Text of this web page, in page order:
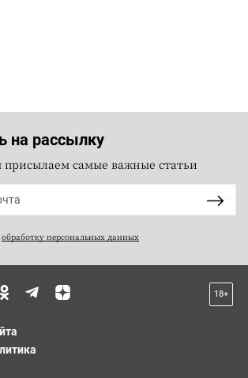
на рассылку
самые важные статьи
обработку персональных данных
18+